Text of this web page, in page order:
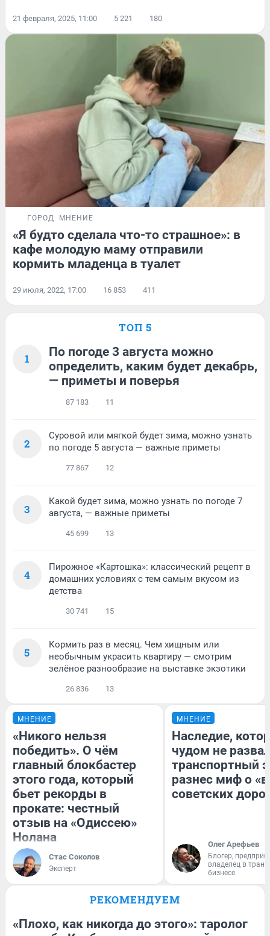
21 февраля, 2025, 11:00 5 221 180
ГОРОД МНЕНИЕ
«Я будто сделала что-то страшное»: в
кафе молодую маму отправили
кормить младенца в туалет
29 июля, 2022, 17:00 16 853 411
ТОП 5
1
По погоде 3 августа можно
определить, каким будет декабрь,
— приметы и поверья
87 183 11
2
Суровой или мягкой будет зима, можно узнать
по погоде 5 августа — важные приметы
77 867 12
3
Какой будет зима, можно узнать по погоде 7
августа, — важные приметы
45 699 13
4
Пирожное «Картошка»: классический рецепт в
домашних условиях с тем самым вкусом из
детства
30 741 15
5
Кормить раз в месяц. Чем хищным или
необычным украсить квартиру — смотрим
зелёное разнообразие на выставке экзотики
26 836 13
МНЕНИЕ
«Никого нельзя
победить». О чём
главный блокбастер
этого года, который
бьет рекорды в
прокате: честный
отзыв на «Одиссею»
Нолана
Стас Соколов
Эксперт
МНЕНИЕ
Наследие,
чудом не
транспортный
разнес миф о
советских
Олег Арефьев
Блогер,
владелец в
бизнесе
РЕКОМЕНДУЕМ
«Плохо, как никогда до этого»: таролог